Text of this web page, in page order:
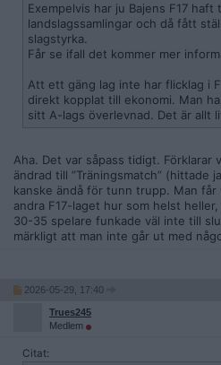
Exempelvis har ju Bajens F17 haft
landslagssamlingar och då fått
slagstyrka.
Får se ifall det kommer mer
Att ett gäng lag inte har flicklag i
direkt kopplat till ekonomi. Man
sitt A-lags överlevnad. Det är allt
Aha. Det var såpass tidigt. Förklarar
ändrad till ”Träningsmatch” (hittade
kanske ändå för tunn trupp. Man
andra F17-laget hur som helst
30-35 spelare funkade väl inte till
märkligt att man inte går ut med
2026-05-29, 17:40
Trues245
Medlem
Citat: